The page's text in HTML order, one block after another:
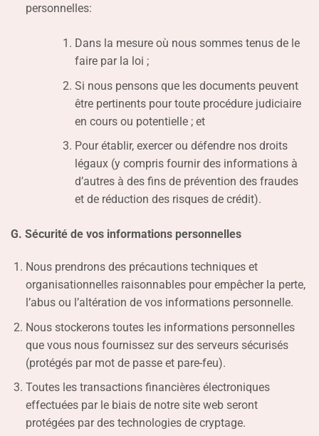
personnelles:
Dans la mesure où nous sommes tenus de le
faire par la loi ;
Si nous pensons que les documents peuvent
être pertinents pour toute procédure judiciaire
en cours ou potentielle ; et
Pour établir, exercer ou défendre nos droits
légaux (y compris fournir des informations à
d’autres à des fins de prévention des fraudes
et de réduction des risques de crédit).
G. Sécurité de vos informations personnelles
Nous prendrons des précautions techniques et
organisationnelles raisonnables pour empêcher la perte,
l’abus ou l’altération de vos informations personnelle.
Nous stockerons toutes les informations personnelles
que vous nous fournissez sur des serveurs sécurisés
(protégés par mot de passe et pare-feu).
Toutes les transactions financières électroniques
effectuées par le biais de notre site web seront
protégées par des technologies de cryptage.